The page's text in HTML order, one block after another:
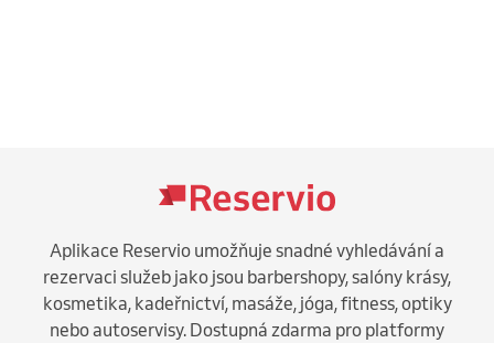
Aplikace Reservio umožňuje snadné vyhledávání a
rezervaci služeb jako jsou barbershopy, salóny krásy,
kosmetika, kadeřnictví, masáže, jóga, fitness, optiky
nebo autoservisy. Dostupná zdarma pro platformy